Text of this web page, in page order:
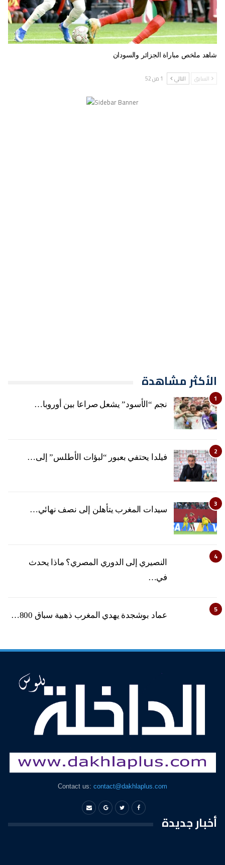
شاهد ملخص مباراة الجزائر والسودان
السابق التالي 1 من 52
الأكثر مشاهدة
1
نجم “الأسود” يشعل صراعا بين أوروبا…
2
فيلدا يحتفي بعبور “لبؤات الأطلس” إلى…
3
سيدات المغرب يتأهلن إلى نصف نهائي…
4
النصيري إلى الدوري المصري؟ ماذا يحدث
في…
5
عماد بوشجدة يهدي المغرب ذهبية سباق 800…
Contact us: contact@dakhlaplus.com
أخبار جديدة